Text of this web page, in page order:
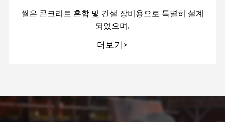
씰은 콘크리트 혼합 및 건설 장비용으로 특별히 설계
되었으며,
더보기>